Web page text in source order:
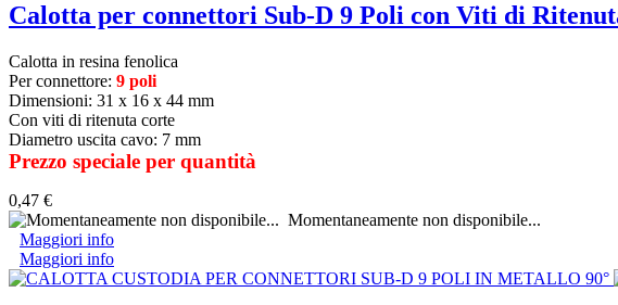
Calotta per connettori Sub-D 9 Poli con Viti di
Calotta in resina fenolica
Per connettore: 9 poli
Dimensioni: 31 x 16 x 44 mm
Con viti di ritenuta corte
Diametro uscita cavo: 7 mm
Prezzo speciale per quantità
0,47 €
Momentaneamente non disponibile...
Maggiori info
Maggiori info